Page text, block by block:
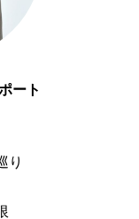
ート
り